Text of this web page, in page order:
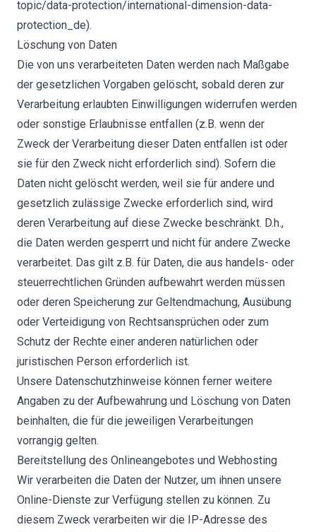
topic/data-protection/international-dimension-data-
protection_de).
Löschung von Daten
Die von uns verarbeiteten Daten werden nach Maßgabe
der gesetzlichen Vorgaben gelöscht, sobald deren zur
Verarbeitung erlaubten Einwilligungen widerrufen werden
oder sonstige Erlaubnisse entfallen (z.B. wenn der
Zweck der Verarbeitung dieser Daten entfallen ist oder
sie für den Zweck nicht erforderlich sind). Sofern die
Daten nicht gelöscht werden, weil sie für andere und
gesetzlich zulässige Zwecke erforderlich sind, wird
deren Verarbeitung auf diese Zwecke beschränkt. D.h.,
die Daten werden gesperrt und nicht für andere Zwecke
verarbeitet. Das gilt z.B. für Daten, die aus handels- oder
steuerrechtlichen Gründen aufbewahrt werden müssen
oder deren Speicherung zur Geltendmachung, Ausübung
oder Verteidigung von Rechtsansprüchen oder zum
Schutz der Rechte einer anderen natürlichen oder
juristischen Person erforderlich ist.
Unsere Datenschutzhinweise können ferner weitere
Angaben zu der Aufbewahrung und Löschung von Daten
beinhalten, die für die jeweiligen Verarbeitungen
vorrangig gelten.
Bereitstellung des Onlineangebotes und Webhosting
Wir verarbeiten die Daten der Nutzer, um ihnen unsere
Online-Dienste zur Verfügung stellen zu können. Zu
diesem Zweck verarbeiten wir die IP-Adresse des